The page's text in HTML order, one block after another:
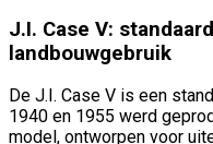
J.I. Case V:
landbouwgebruik
De J.I. Case V is een
1940 en 1955 werd
model, ontworpen voor